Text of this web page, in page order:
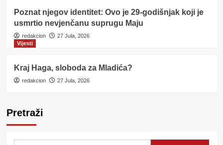
Poznat njegov identitet: Ovo je 29-godišnjak koji je
usmrtio nevjenčanu suprugu Maju
redakcion
27 Jula, 2026
Vijesti
Kraj Haga, sloboda za Mladića?
redakcion 27 Jula, 2026
Pretraži